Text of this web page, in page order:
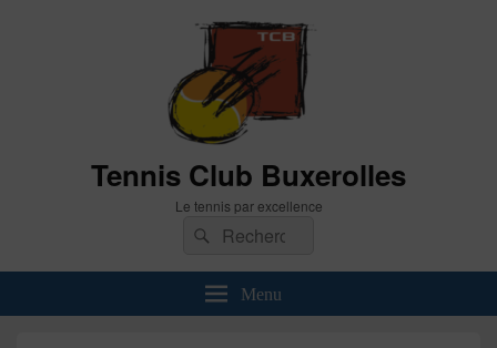
Tennis Club Buxerolles
Le tennis par excellence
Recherche :
Rechercher
Menu